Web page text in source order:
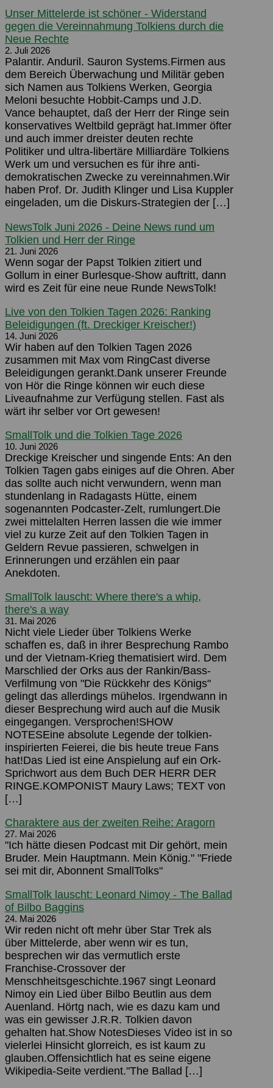
Unser Mittelerde ist schöner - Widerstand
gegen die Vereinnahmung Tolkiens durch die
Neue Rechte
2. Juli 2026
Palantir. Anduril. Sauron Systems.Firmen aus
dem Bereich Überwachung und Militär geben
sich Namen aus Tolkiens Werken, Georgia
Meloni besuchte Hobbit-Camps und J.D.
Vance behauptet, daß der Herr der Ringe sein
konservatives Weltbild geprägt hat.Immer öfter
und auch immer dreister deuten rechte
Politiker und ultra-libertäre Milliardäre Tolkiens
Werk um und versuchen es für ihre anti-
demokratischen Zwecke zu vereinnahmen.Wir
haben Prof. Dr. Judith Klinger und Lisa Kuppler
eingeladen, um die Diskurs-Strategien der […]
NewsTolk Juni 2026 - Deine News rund um
Tolkien und Herr der Ringe
21. Juni 2026
Wenn sogar der Papst Tolkien zitiert und
Gollum in einer Burlesque-Show auftritt, dann
wird es Zeit für eine neue Runde NewsTolk!
Live von den Tolkien Tagen 2026: Ranking
Beleidigungen (ft. Dreckiger Kreischer!)
14. Juni 2026
Wir haben auf den Tolkien Tagen 2026
zusammen mit Max vom RingCast diverse
Beleidigungen gerankt.Dank unserer Freunde
von Hör die Ringe können wir euch diese
Liveaufnahme zur Verfügung stellen. Fast als
wärt ihr selber vor Ort gewesen!
SmallTolk und die Tolkien Tage 2026
10. Juni 2026
Dreckige Kreischer und singende Ents: An den
Tolkien Tagen gabs einiges auf die Ohren. Aber
das sollte auch nicht verwundern, wenn man
stundenlang in Radagasts Hütte, einem
sogenannten Podcaster-Zelt, rumlungert.Die
zwei mittelalten Herren lassen die wie immer
viel zu kurze Zeit auf den Tolkien Tagen in
Geldern Revue passieren, schwelgen in
Erinnerungen und erzählen ein paar
Anekdoten.
SmallTolk lauscht: Where there's a whip,
there's a way
31. Mai 2026
Nicht viele Lieder über Tolkiens Werke
schaffen es, daß in ihrer Besprechung Rambo
und der Vietnam-Krieg thematisiert wird. Dem
Marschlied der Orks aus der Rankin/Bass-
Verfilmung von "Die Rückkehr des Königs"
gelingt das allerdings mühelos. Irgendwann in
dieser Besprechung wird auch auf die Musik
eingegangen. Versprochen!SHOW
NOTESEine absolute Legende der tolkien-
inspirierten Feierei, die bis heute treue Fans
hat!Das Lied ist eine Anspielung auf ein Ork-
Sprichwort aus dem Buch DER HERR DER
RINGE.KOMPONIST Maury Laws; TEXT von
[…]
Charaktere aus der zweiten Reihe: Aragorn
27. Mai 2026
"Ich hätte diesen Podcast mit Dir gehört, mein
Bruder. Mein Hauptmann. Mein König." "Friede
sei mit dir, Abonnent SmallTolks"
SmallTolk lauscht: Leonard Nimoy - The Ballad
of Bilbo Baggins
24. Mai 2026
Wir reden nicht oft mehr über Star Trek als
über Mittelerde, aber wenn wir es tun,
besprechen wir das vermutlich erste
Franchise-Crossover der
Menschheitsgeschichte.1967 singt Leonard
Nimoy ein Lied über Bilbo Beutlin aus dem
Auenland. Hörtg nach, wie es dazu kam und
was ein gewisser J.R.R. Tolkien davon
gehalten hat.Show NotesDieses Video ist in so
vielerlei Hinsicht glorreich, es ist kaum zu
glauben.Offensichtlich hat es seine eigene
Wikipedia-Seite verdient."The Ballad […]